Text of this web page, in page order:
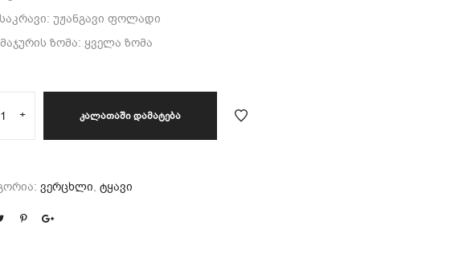
უჟანგავი ფოლადი
ზომა: ყველა ზომა
+ ᲙᲐᲚᲐᲗᲐᲨᲘ ᲓᲐᲛᲐᲢᲔᲑᲐ
ვერცხლი, ტყავი